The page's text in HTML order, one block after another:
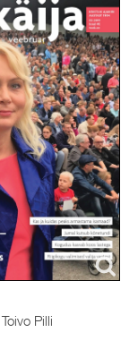
Toivo Pilli